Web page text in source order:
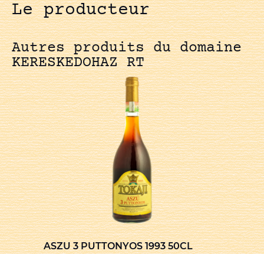
Le producteur
Autres produits du domaine
KERESKEDOHAZ RT
ASZU 3 PUTTONYOS 1993 50CL